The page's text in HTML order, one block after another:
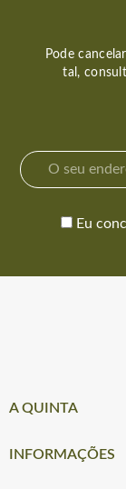
Pode
tal,
Eu
A QUINTA
INFORMAÇÕES